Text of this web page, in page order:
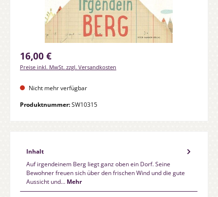
Regulärer Preis:
16,00 €
Preise inkl. MwSt. zzgl. Versandkosten
Nicht mehr verfügbar
Produktnummer:SW10315
Inhalt
Auf irgendeinem Berg liegt ganz oben ein Dorf. Seine
Bewohner freuen sich über den frischen Wind und die gute
Aussicht und… Mehr